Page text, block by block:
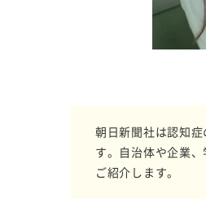
朝日新聞社は認知
す。自治体や企業
ご紹介します。